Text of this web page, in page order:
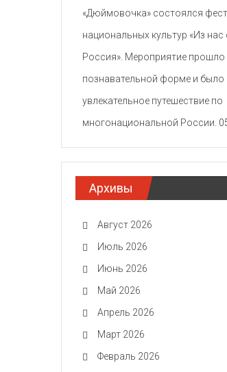
«Дюймовочка» состоялся
национальных культур «Из нас
Россия». Мероприятие прошло
познавательной форме и было
увлекательное путешествие по
многонациональной России.
Архивы
Август 2026
Июль 2026
Июнь 2026
Май 2026
Апрель 2026
Март 2026
Февраль 2026